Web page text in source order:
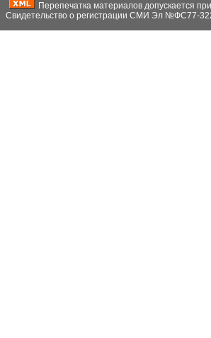
Перепечатка материалов допускается
Свидетельство о регистрации СМИ Эл №ФС77-